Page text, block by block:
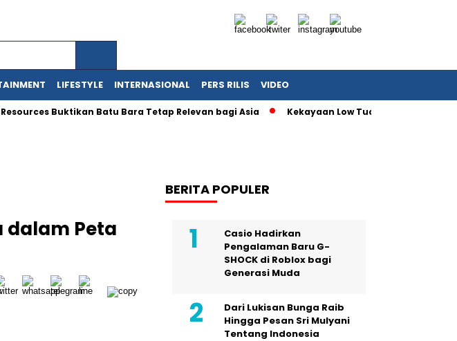
LIFESTYLE INTERNASIONAL PERS RILIS VIDEO
Buktikan Batu Bara Tetap Relevan bagi Asia Kekayaan Low Tuck Kwong Capai
dalam Peta
BERITA POPULER
Casio Hadirkan
Pengalaman Baru G-
SHOCK di Roblox bagi
Generasi Muda
Dari Lukisan Bunga Raib
Hingga Pesan Sri Mulyani
Tentang Indonesia